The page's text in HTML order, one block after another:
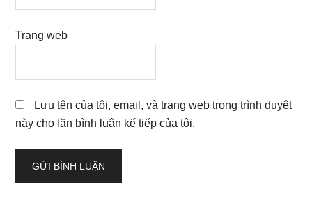
Trang web
Lưu tên của tôi, email, và trang web trong trình duyệt
này cho lần bình luận kế tiếp của tôi.